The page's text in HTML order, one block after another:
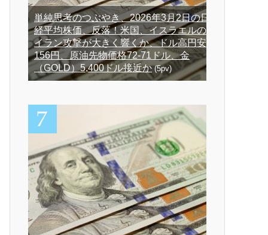
単純思考のつぶやき、2026年3月2日の日
経平均株価、反落！米国、イスラエルの
イラン攻撃が大きく響くか、ドル高円安
156円、原油先物価格72-71ドル、金
（GOLD）5,400ドル接近か(5pv)